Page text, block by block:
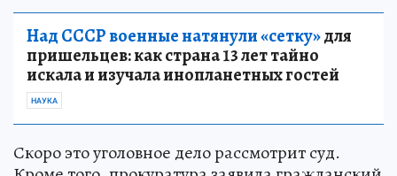
Над СССР военные натянули «сетку»для
пришельцев: как страна 13 лет тайно
искала и изучала инопланетных гостей
НАУКА
Скоро это уголовное дело рассмотрит суд.